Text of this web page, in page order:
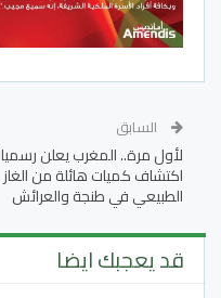
السابق
لأول مرة.. المغرب يعلن رسميا
اكتشاف كميات هائلة من الغاز
الطبيعي في طنجة والعرائش
قد يعجبك ايضا